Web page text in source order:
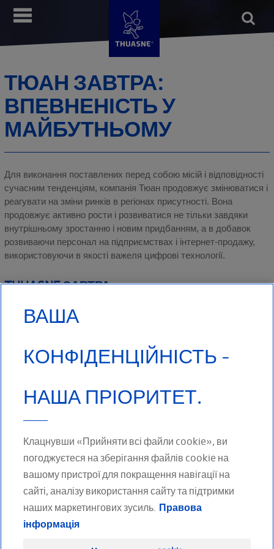
Перейти
Open
form __MENU
ТЮАН ЗАВТРА:
ВПЕВНЕНІСТЬ У
МАЙБУТНЬОМУ
Для виконання поставлених перед собою місій і відповідності
сучасним тенденціям, компанія Тюан продовжує змінюватися і
реагувати на зміни ринків в регіонах присутності. Вона
продовжує активно рости і розвиватися не тільки завдяки
внутрішньому зростанню і новим придбанням, а в добавок
розвиваючи персонал на підприємствах і інтернет-продажу,
використовуючи в якості важеля цифрові технології.
THUASNE ЗАВТРА
МИ В СОЦІАЛЬНИХ МЕРЕЖАХ
FacebookTwitterYoutube
ВАША
КОНФІДЕНЦІЙНІСТЬ -
НАША ПРІОРИТЕТ.
Клацнувши «Прийняти всі файли cookie», ви
погоджуєтеся на зберігання файлів cookie на
вашому пристрої для покращення навігації на
сайті, аналізу використання сайту та підтримки
наших маркетингових зусиль. Правова
інформація